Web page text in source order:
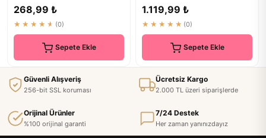
268,99 ₺
★★★★★ (0)
Sepete Ekle
1.119,99 ₺
★★★★★ (0)
Sepete Ekle
Güvenli Alışveriş
256-bit SSL koruması
Ücretsiz Kargo
2.000 TL üzeri siparişlerde
Orijinal Ürünler
%100 orijinal garanti
7/24 Destek
Her zaman yanınızdayız